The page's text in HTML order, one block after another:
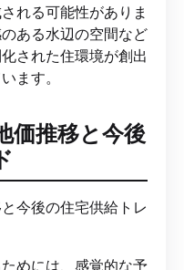
れる可能性がありま
ある水辺の空間など
された住環境が創出
ます。
価推移と今後
めには、感覚的な予